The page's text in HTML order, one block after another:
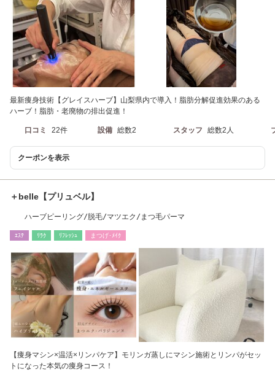
最新痩身技術【グレイスハーブ】山梨県内で導入！脂肪分解促進効果のある
ハーブ！脂肪・老廃物の排出促進！
口コミ 22件 設備 総数2 スタッフ 総数2人
クーポンを表示
＋belle【プリュベル】
ハーブピーリング/脱毛/マツエク/まつ毛パーマ
ｴｽﾃ ﾘﾗｸ ﾘﾌﾚｯｼｭ まつげ･ﾒｲｸ
【痩身マシン×温活×リンパケア】モリンガ蒸しにマシン施術とリンパがセッ
トになった本気の痩身コース！